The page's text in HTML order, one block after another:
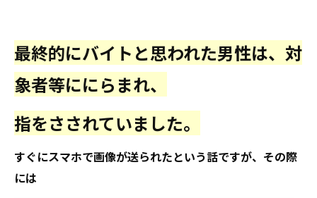
最終的にバイトと思われた男性は、対
象者等ににらまれ、
指をさされていました。
すぐにスマホで画像が送られたという話ですが、その際
には